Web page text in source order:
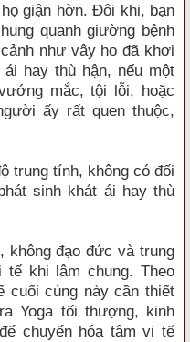
giận hờn. Đôi khi, bạn
quanh giường bệnh
như vậy họ đã khơi
hay thù hận, nếu một
mắc, tội lỗi, hoặc
ấy rất quen thuộc,
trung tính, không có đối
sinh khát ái hay thù
đạo đức và trung
khi lâm chung. Theo
cuối cùng này cần thiết
Yoga tối thượng, kinh
chuyển hóa tâm vi tế